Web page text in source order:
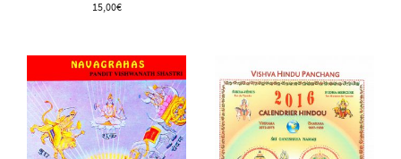
15,00€